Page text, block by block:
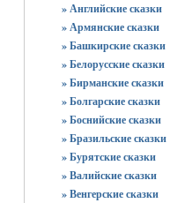
» Английские сказки
» Армянские сказки
» Башкирские сказки
» Белорусские сказки
» Бирманские сказки
» Болгарские сказки
» Боснийские сказки
» Бразильские сказки
» Бурятские сказки
» Валийские сказки
» Венгерские сказки